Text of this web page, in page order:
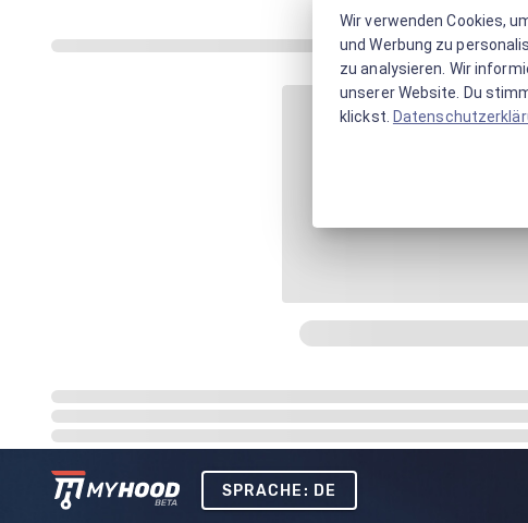
SPRACHE: DE
Wir verwenden Cookies,
und Werbung zu
zu analysieren. Wir
unserer Website. Du
klickst.